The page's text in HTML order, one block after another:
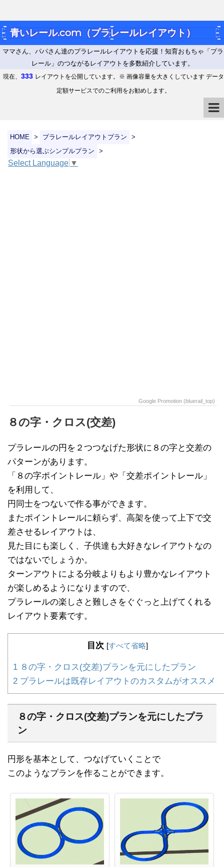
青いレール.com（プラレールレイアウト）
ママさん、パパさん達のプラレールレイアウトを応援！知育おもちゃ「プラ
レール」のつながるレイアウトを多数紹介しています。
現在、 333 レイアウトを公開しています。※ 画像容量を大きくしています データ
定額サービスでのご利用をお勧めします。
HOME > プラレールレイアウトプラン
>
形状から選ぶシンプルプラン
>
Select Language ▼
Google Promotion (bluerail_top)
８の字・クロス(交差)
プラレールの円を２つつなげた形状に８の字と交差の
パターンがあります。
「８の字ポイントレール」や「交差ポイントレール」
を利用して、
円同士をつないで作る事ができます。
またポイントレールに頼らず、高架を使って上下で交
差させるレイアウトは、
見た目にも楽しく、子供達も大好きなレイアウトなの
ではないでしょうか。
ターンアウトによる分岐よりもより豊かなレイアウト
が楽しめるようになりますので、
プラレールの楽しさと難しさをぐぐっと上げてくれる
レイアウト要素です。
目次 [すべて省略]
1 ８の字・クロス(交差)プランを元にしたプラン
2 プラレールは既存レイアウトのカスタムがオススメ
８の字・クロス(交差)プランを元にしたプラ
ン
円形を基本として、つなげていくことで
このようなプランを作ることができます。